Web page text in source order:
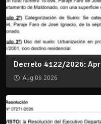
Decreto 4122/2026:
Aug 06 2026